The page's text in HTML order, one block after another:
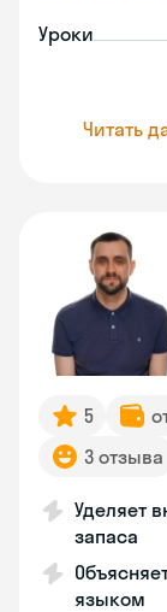
Уроки
Читать
5
3 отзыва
Уделяет
запаса
языком